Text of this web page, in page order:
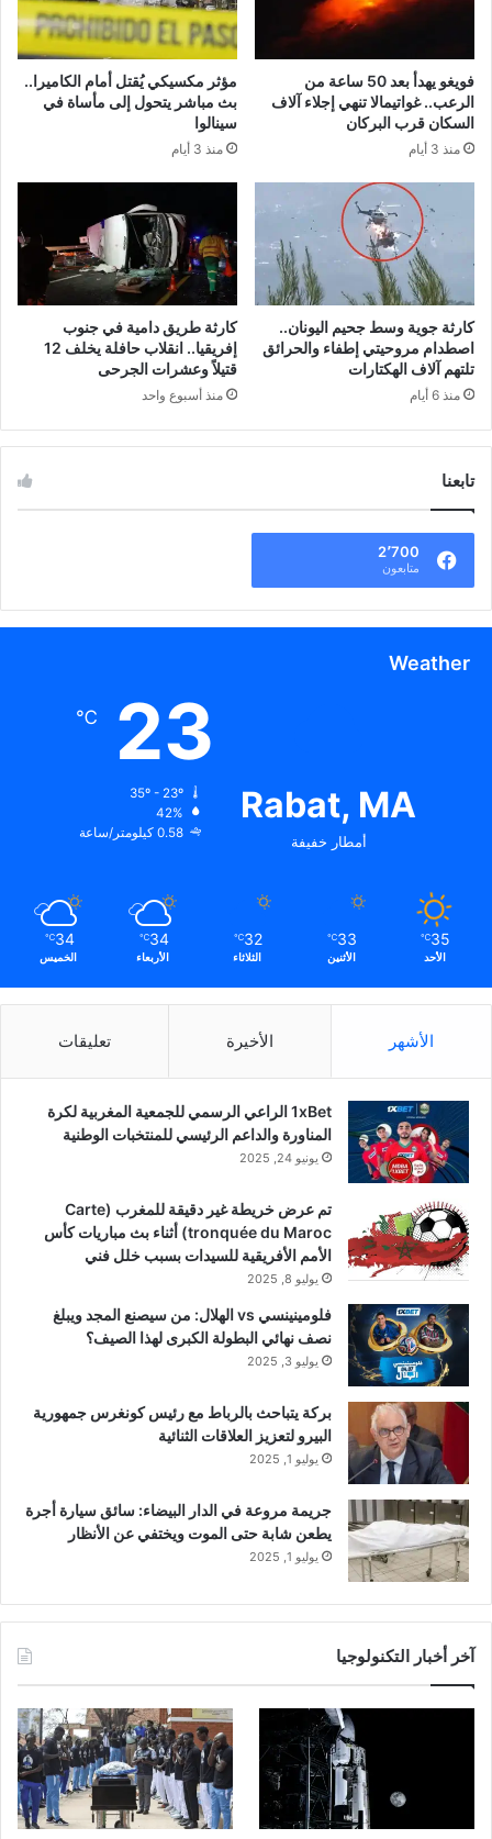
فويغو يهدأ بعد 50 ساعة من
الرعب.. غواتيمالا تنهي إجلاء آلاف
السكان قرب البركان
منذ 3 أيام
مؤثر مكسيكي يُقتل أمام الكاميرا..
بث مباشر يتحول إلى مأساة في
سينالوا
منذ 3 أيام
كارثة جوية وسط جحيم اليونان..
اصطدام مروحيتي إطفاء والحرائق
تلتهم آلاف الهكتارات
منذ 6 أيام
كارثة طريق دامية في جنوب
إفريقيا.. انقلاب حافلة يخلف 12
قتيلاً وعشرات الجرحى
منذ أسبوع واحد
تابعنا
2٬700
متابعون
Weather
Rabat, MA
أمطار خفيفة
23
℃
42%
0.58 كيلومتر/ساعة
35
℃
الأحد
33
℃
الأثنين
32
℃
الثلاثاء
34
℃
الأربعاء
34
℃
الخميس
الأشهر الأخيرة تعليقات
1xBet الراعي الرسمي للجمعية المغربية لكرة
المناورة والداعم الرئيسي للمنتخبات الوطنية
يونيو 24, 2025
تم عرض خريطة غير دقيقة للمغرب (Carte
tronquée du Maroc) أثناء بث مباريات كأس
الأمم الأفريقية للسيدات بسبب خلل فني
يوليو 8, 2025
فلومينينسي vs الهلال: من سيصنع المجد ويبلغ
نصف نهائي البطولة الكبرى لهذا الصيف؟
يوليو 3, 2025
بركة يتباحث بالرباط مع رئيس كونغرس جمهورية
البيرو لتعزيز العلاقات الثنائية
يوليو 1, 2025
جريمة مروعة في الدار البيضاء: سائق سيارة أجرة
يطعن شابة حتى الموت ويختفي عن الأنظار
يوليو 1, 2025
آخر أخبار التكنولوجيا